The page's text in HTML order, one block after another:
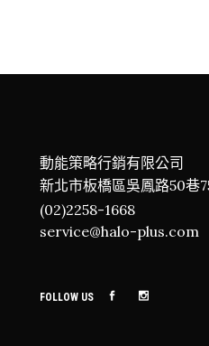
動能策略行銷有限公司
新北市板橋區吳鳳路50巷
(02)2258-1668
service@halo-plus.com
FOLLOW US